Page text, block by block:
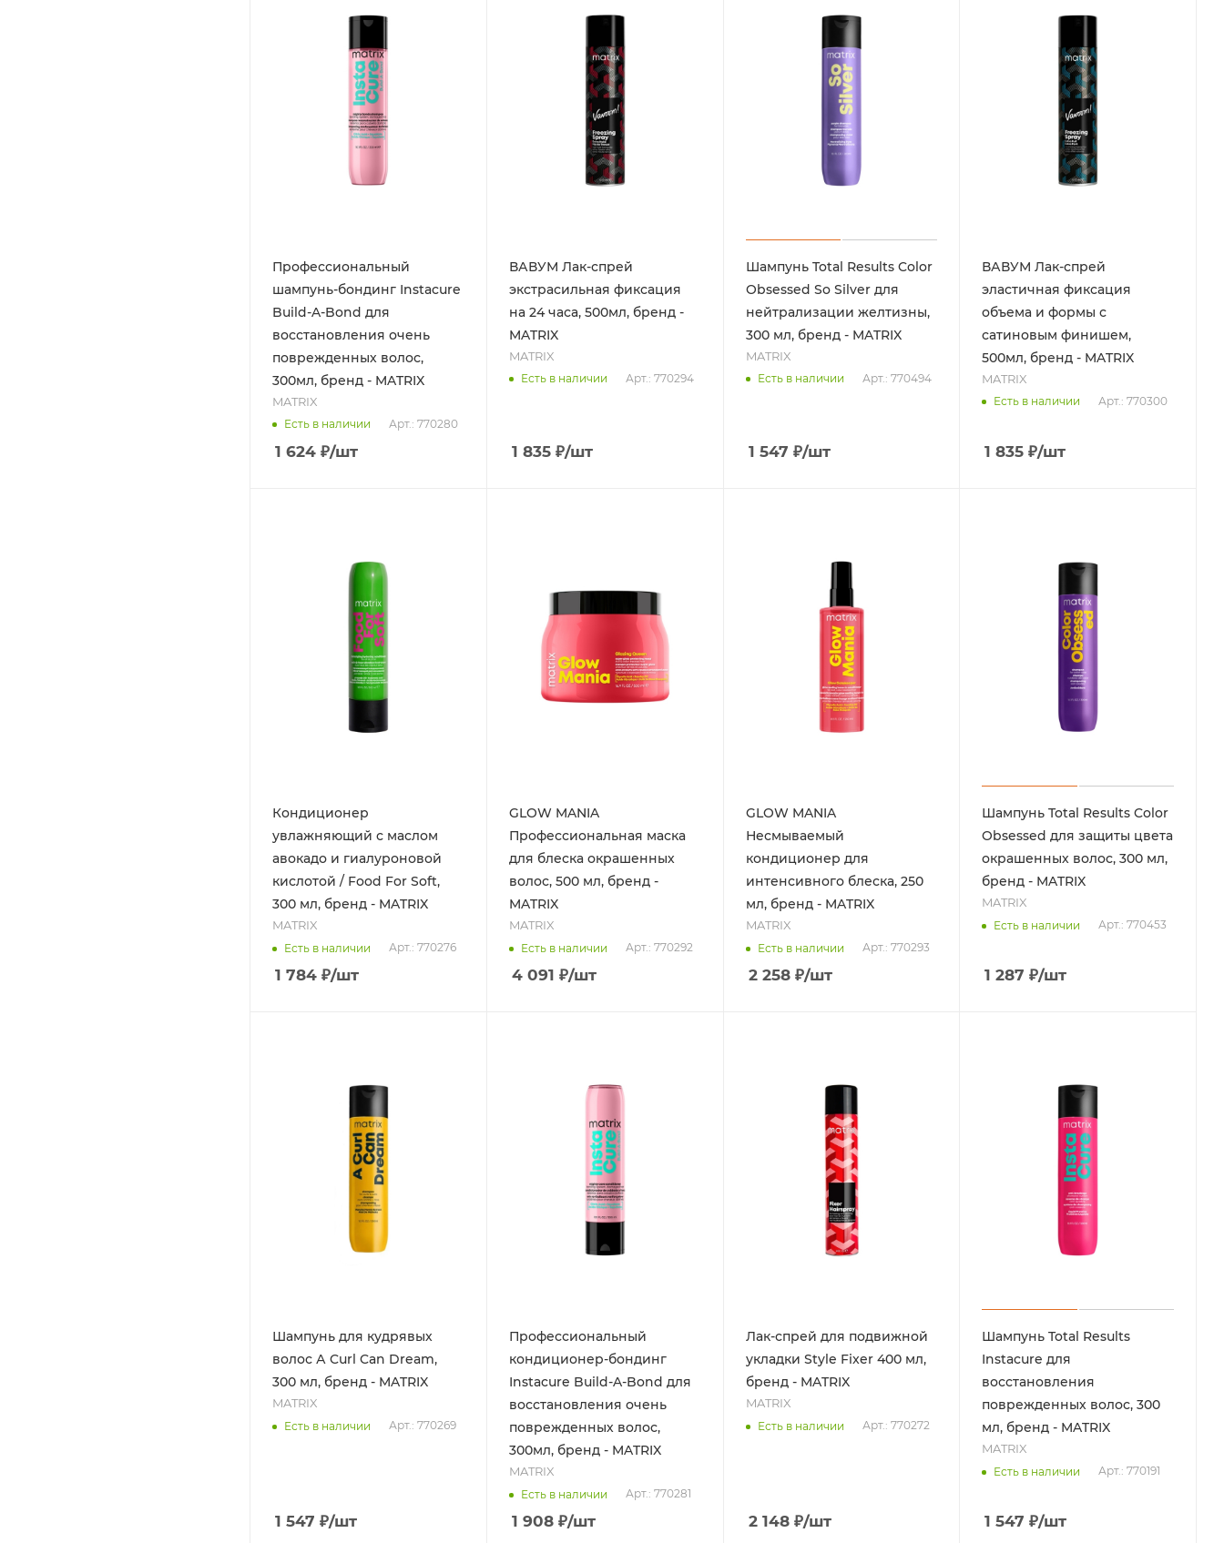
Профессиональный
шампунь-бондинг Instacure
Build-A-Bond для
восстановления очень
поврежденных волос,
300мл, бренд - MATRIX
MATRIX
Есть в наличии Арт.: 770280
1 624 ₽/шт
ВАВУМ Лак-спрей
экстрасильная фиксация
на 24 часа, 500мл, бренд -
MATRIX
MATRIX
Есть в наличии Арт.: 770294
1 835₽/шт
Шампунь Total Results Color
Obsessed So Silver для
нейтрализации желтизны,
300 мл, бренд - MATRIX
MATRIX
Есть в наличии Арт.: 770494
1 547 ₽/шт
ВАВУМ Лак-спрей
эластичная фиксация
объема и формы с
сатиновым финишем,
500мл, бренд - MATRIX
MATRIX
Есть в наличии Арт.: 770300
1 835 ₽/шт
Кондиционер
увлажняющий с маслом
авокадо и гиалуроновой
кислотой / Food For Soft,
300 мл, бренд - MATRIX
MATRIX
Есть в наличии Арт.: 770276
1 784 ₽/шт
GLOW MANIA
Профессиональная маска
для блеска окрашенных
волос, 500 мл, бренд -
MATRIX
MATRIX
Есть в наличии Арт.: 770292
4 091 ₽/шт
GLOW MANIA
Несмываемый
кондиционер для
интенсивного блеска, 250
мл, бренд - MATRIX
MATRIX
Есть в наличии Арт.: 770293
2 258₽/шт
Шампунь Total Results Color
Obsessed для защиты цвета
окрашенных волос, 300 мл,
бренд - MATRIX
MATRIX
Есть в наличии Арт.: 770453
1 287 ₽/шт
Шампунь для кудрявых
волос А Curl Can Dream,
300 мл, бренд - MATRIX
MATRIX
Есть в наличии Арт.: 770269
1 547 ₽/шт
Профессиональный
кондиционер-бондинг
Instacure Build-A-Bond для
восстановления очень
поврежденных волос,
300мл, бренд - MATRIX
MATRIX
Есть в наличии Арт.: 770281
1 908₽/шт
Лак-спрей для подвижной
укладки Style Fixer 400 мл,
бренд - MATRIX
MATRIX
Есть в наличии Арт.: 770272
2 148₽/шт
Шампунь Total Results
Instacure для
восстановления
поврежденных волос, 300
мл, бренд - MATRIX
MATRIX
Есть в наличии Арт.: 770191
1 547 ₽/шт